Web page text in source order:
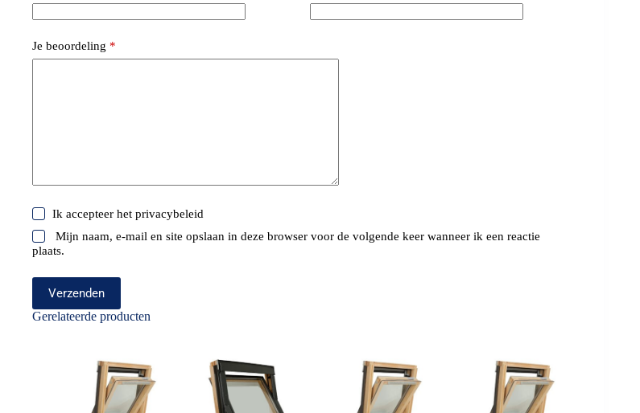
Je beoordeling *
Ik accepteer hetprivacybeleid
Mijn naam, e-mail en site opslaan in deze browser voor de volgende keer wanneer ik een reactie
plaats.
Verzenden
Gerelateerde producten